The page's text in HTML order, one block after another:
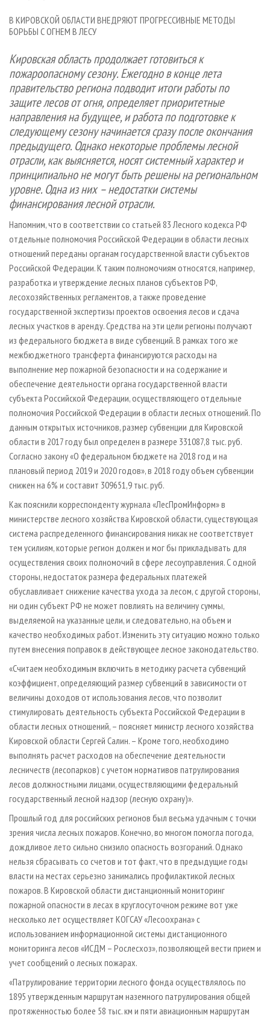
ПРОИЗВОДСТВО ДРЕВЕСНЫХ ПЛИТ
ПРОИЗВОДСТВО МЕБЕЛИ
БИОЭНЕРГЕТИКА
ЦБП
ИНСТРУМЕНТ И МАТЕРИАЛЫ
МОБИЛЬНЫЕ ВЫСТАВКИ
ПРИОРИТЕТНЫЕ ИНВЕСТПРОЕКТЫ
RUSSIAN FORESTRY REVIEW
ГАЗЕТА ЛЕСПРОМФОРУМ
БИБЛИОТЕКА СПЕЦИАЛИСТА
РЕКЛАМА НА САЙТЕ
В КИРОВСКОЙ ОБЛАСТИ ВНЕДРЯЮТ ПРОГРЕССИВНЫЕ МЕТОДЫ
БОРЬБЫ С ОГНЕМ В ЛЕСУ
Кировская область продолжает готовиться к
пожароопасному сезону. Ежегодно в конце лета
правительство региона подводит итоги работы по
защите лесов от огня, определяет приоритетные
направления на будущее, и работа по подготовке к
следующему сезону начинается сразу после окончания
предыдущего. Однако некоторые проблемы лесной
отрасли, как выясняется, носят системный характер и
принципиально не могут быть решены на региональном
уровне. Одна из них – недостатки системы
финансирования лесной отрасли.
Напомним, что в соответствии со статьей 83 Лесного кодекса РФ
отдельные полномочия Российской Федерации в области лесных
отношений переданы органам государственной власти субъектов
Российской Федерации. К таким полномочиям относятся, например,
разработка и утверждение лесных планов субъектов РФ,
лесохозяйственных регламентов, а также проведение
государственной экспертизы проектов освоения лесов и сдача
лесных участков в аренду. Средства на эти цели регионы получают
из федерального бюджета в виде субвенций. В рамках того же
межбюджетного трансферта финансируются расходы на
выполнение мер пожарной безопасности и на содержание и
обеспечение деятельности органа государственной власти
субъекта Российской Федерации, осуществляющего отдельные
полномочия Российской Федерации в области лесных отношений. По
данным открытых источников, размер субвенции для Кировской
области в 2017 году был определен в размере 331087,8 тыс. руб.
Согласно закону «О федеральном бюджете на 2018 год и на
плановый период 2019 и 2020 годов», в 2018 году объем субвенции
снижен на 6% и составит 309651,9 тыс. руб.
Как пояснили корреспонденту журнала «ЛесПромИнформ» в
министерстве лесного хозяйства Кировской области, существующая
система распределенного финансирования никак не соответствует
тем усилиям, которые регион должен и мог бы прикладывать для
осуществления своих полномочий в сфере лесоуправления. С одной
стороны, недостаток размера федеральных платежей
обуславливает снижение качества ухода за лесом, с другой стороны,
ни один субъект РФ не может повлиять на величину суммы,
выделяемой на указанные цели, и следовательно, на объем и
качество необходимых работ. Изменить эту ситуацию можно только
путем внесения поправок в действующее лесное законодательство.
«Считаем необходимым включить в методику расчета субвенций
коэффициент, определяющий размер субвенций в зависимости от
величины доходов от использования лесов, что позволит
стимулировать деятельность субъекта Российской Федерации в
области лесных отношений, – поясняет министр лесного хозяйства
Кировской области Сергей Салин. – Кроме того, необходимо
выполнять расчет расходов на обеспечение деятельности
лесничеств (лесопарков) с учетом нормативов патрулирования
лесов должностными лицами, осуществляющими федеральный
государственный лесной надзор (лесную охрану)».
Прошлый год для российских регионов был весьма удачным с точки
зрения числа лесных пожаров. Конечно, во многом помогла погода,
дождливое лето сильно снизило опасность возгораний. Однако
нельзя сбрасывать со счетов и тот факт, что в предыдущие годы
власти на местах серьезно занимались профилактикой лесных
пожаров. В Кировской области дистанционный мониторинг
пожарной опасности в лесах в круглосуточном режиме вот уже
несколько лет осуществляет КОГСАУ «Лесоохрана» с
использованием информационной системы дистанционного
мониторинга лесов «ИСДМ – Рослесхоз», позволяющей вести прием и
учет сообщений о лесных пожарах.
«Патрулирование территории лесного фонда осуществлялось по
1895 утвержденным маршрутам наземного патрулирования общей
протяженностью более 58 тыс. км и пяти авиационным маршрутам